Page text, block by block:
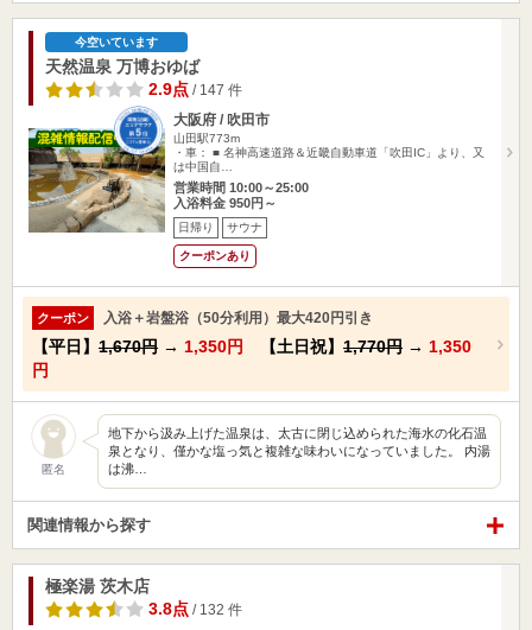
今空いています
天然温泉 万博おゆば
2.9点 / 147 件
大阪府 / 吹田市
山田駅773m
・車： ■ 名神高速道路＆近畿自動車道「吹田IC」より、又
は中国自…
営業時間 10:00～25:00
入浴料金 950円～
日帰り サウナ
クーポンあり
クーポン 入浴＋岩盤浴（50分利用）最大420円引き
【平日】 1,670円 → 1,350円 【土日祝】 1,770円 → 1,350
円
匿名
地下から汲み上げた温泉は、太古に閉じ込められた海水の化石温
泉となり、僅かな塩っ気と複雑な味わいになっていました。 内湯
は沸…
関連情報から探す
極楽湯 茨木店
3.8点 / 132 件